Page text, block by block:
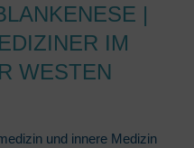
|
IM
WESTEN
und innere Medizin